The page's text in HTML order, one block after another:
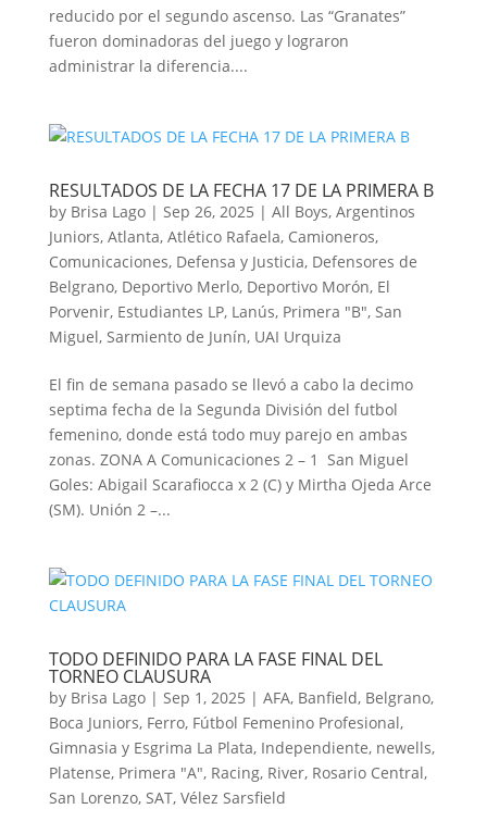
reducido por el segundo ascenso. Las “Granates”
fueron dominadoras del juego y lograron
administrar la diferencia....
RESULTADOS DE LA FECHA 17 DE LA PRIMERA B
by Brisa Lago| Sep 26, 2025 | All Boys, Argentinos
Juniors, Atlanta, Atlético Rafaela, Camioneros,
Comunicaciones, Defensa y Justicia, Defensores de
Belgrano, Deportivo Merlo, Deportivo Morón, El
Porvenir, Estudiantes LP, Lanús, Primera "B", San
Miguel, Sarmiento de Junín, UAI Urquiza
El fin de semana pasado se llevó a cabo la decimo
septima fecha de la Segunda División del futbol
femenino, donde está todo muy parejo en ambas
zonas. ZONA A Comunicaciones 2 – 1 San Miguel
Goles: Abigail Scarafiocca x 2 (C) y Mirtha Ojeda Arce
(SM). Unión 2 –...
TODO DEFINIDO PARA LA FASE FINAL DEL
TORNEO CLAUSURA
by Brisa Lago| Sep 1, 2025 | AFA, Banfield, Belgrano,
Boca Juniors, Ferro, Fútbol Femenino Profesional,
Gimnasia y Esgrima La Plata, Independiente, newells,
Platense, Primera "A", Racing, River, Rosario Central,
San Lorenzo, SAT, Vélez Sarsfield